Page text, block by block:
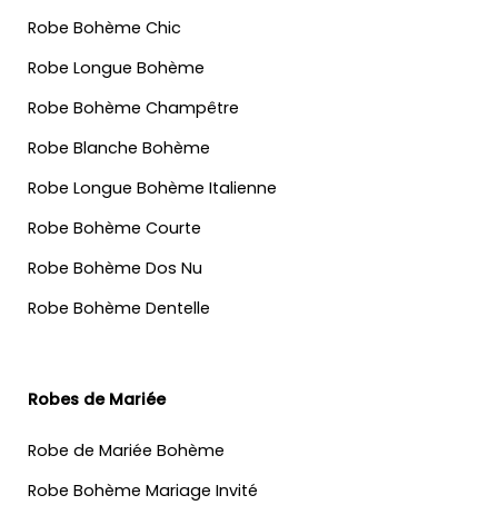
Robe Bohème Chic
Robe Longue Bohème
Robe Bohème Champêtre
Robe Blanche Bohème
Robe Longue Bohème Italienne
Robe Bohème Courte
Robe Bohème Dos Nu
Robe Bohème Dentelle
Robes de Mariée
Robe de Mariée Bohème
Robe Bohème Mariage Invité